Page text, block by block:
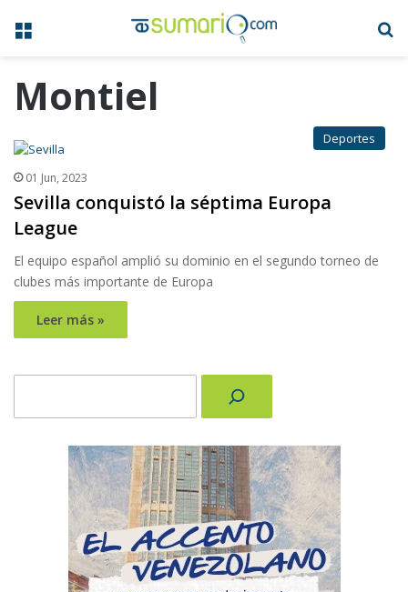
Menú
Montiel
Deportes
01 Jun, 2023
Sevilla conquistó la séptima Europa
League
El equipo español amplió su dominio en el segundo torneo de
clubes más importante de Europa
Leer más »